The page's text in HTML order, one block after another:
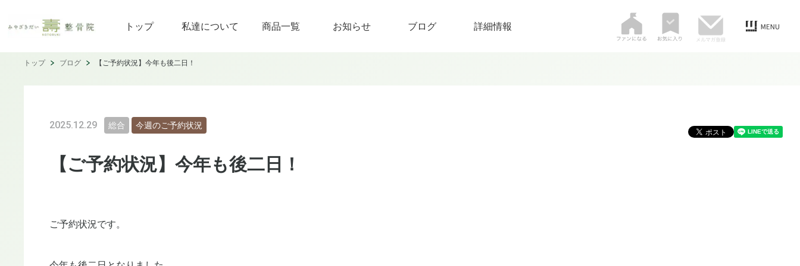
トップ 私達について 商品一覧 お知らせ ブログ 詳細情報
トップ ブログ 【ご予約状況】今年も後二日！
2025.12.29 総合 今週のご予約状況
【ご予約状況】今年も後二日！
ご予約状況です。